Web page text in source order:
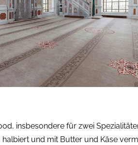
insbesondere für zwei
halbiert und mit Butter und Käse